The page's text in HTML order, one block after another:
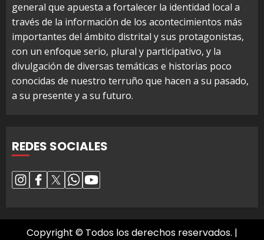
general que apuesta a fortalecer la identidad local a
través de la información de los acontecimientos más
importantes del ámbito distrital y sus protagonistas,
con un enfoque serio, plural y participativo, y la
divulgación de diversas temáticas e historias poco
conocidas de nuestro terruño que hacen a su pasado,
a su presente y a su futuro.
REDES SOCIALES
Copyright © Todos los derechos reservados. |